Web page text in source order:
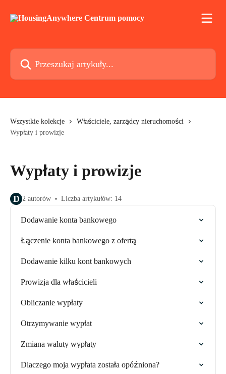
Przeszukaj artykuły...
Wszystkie kolekcje
Właściciele, zarządcy nieruchomości
Wypłaty i prowizje
Wypłaty i prowizje
D 2 autorów Liczba artykułów: 14
Dodawanie konta bankowego
Łączenie konta bankowego z ofertą
Dodawanie kilku kont bankowych
Prowizja dla właścicieli
Obliczanie wypłaty
Otrzymywanie wypłat
Zmiana waluty wypłaty
Dlaczego moja wypłata została opóźniona?